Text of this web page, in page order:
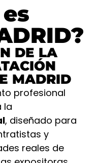
DE LA
MADRID
profesional
la
, diseñado para
y
reales de